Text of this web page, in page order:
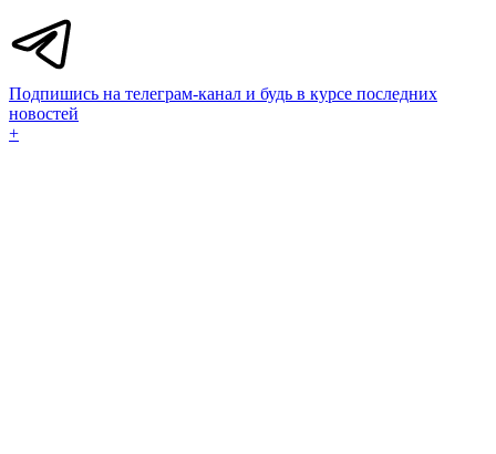
Подпишись на телеграм-канал и будь в курсе последних
новостей
+